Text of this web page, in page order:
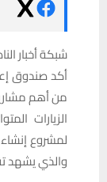
شبكة أخبار
أكد صندوق
من أهم
الزيارات
لمشروع
والذي يشهد